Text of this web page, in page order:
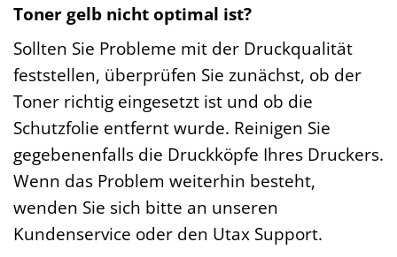
Toner gelb nicht optimal ist?
Sollten Sie Probleme mit der Druckqualität
feststellen, überprüfen Sie zunächst, ob der
Toner richtig eingesetzt ist und ob die
Schutzfolie entfernt wurde. Reinigen Sie
gegebenenfalls die Druckköpfe Ihres Druckers.
Wenn das Problem weiterhin besteht,
wenden Sie sich bitte an unseren
Kundenservice oder den Utax Support.